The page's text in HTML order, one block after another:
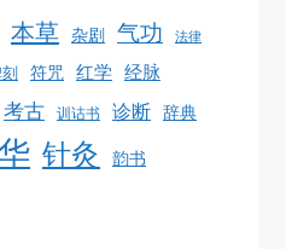
本草 杂剧 气功 法律
符咒 红学 经脉
考古 训诂书 诊断 辞典
针灸 韵书